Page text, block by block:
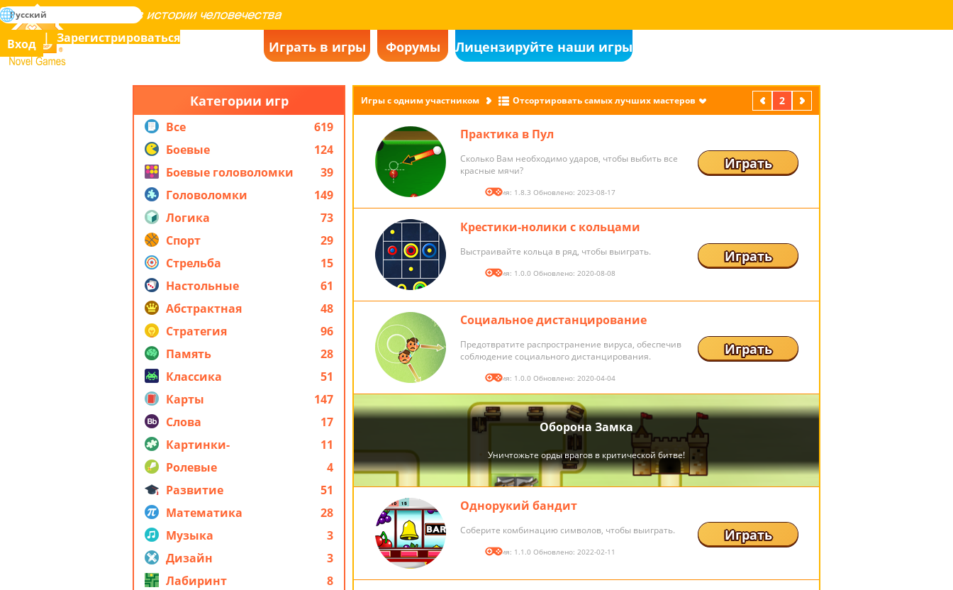
Novel Games
Освоение всех игр в истории человечества
поиск
Играть в игры Форумы Лицензируйте наши игры
Вход Зарегистрироваться
Русский
Категории игр
Все
619
Боевые
124
Боевые головоломки
39
Головоломки
149
Логика
73
Спорт
29
Стрельба
15
Настольные
61
Абстрактная
стратегия
48
Стратегия
96
Память
28
Классика
51
Карты
147
Слова
17
Картинки-
головоломки
11
Ролевые
4
Развитие
51
Математика
28
Музыка
3
Дизайн
3
Лабиринт
8
Игры с одним участником Отсортировать самых лучших мастеров предыдущая
2 следующая
Практика в Пул
Сколько Вам необходимо ударов, чтобы выбить все
красные мячи?
Версия: 1.8.3 Обновлено: 2023-08-17
Играть
Крестики-нолики с кольцами
Выстраивайте кольца в ряд, чтобы выиграть.
Версия: 1.0.0 Обновлено: 2020-08-08
Играть
Социальное дистанцирование
Предотвратите распространение вируса, обеспечив
соблюдение социального дистанцирования.
Версия: 1.0.0 Обновлено: 2020-04-04
Играть
Однорукий бандит
Соберите комбинацию символов, чтобы выиграть.
Версия: 1.1.0 Обновлено: 2022-02-11
Играть